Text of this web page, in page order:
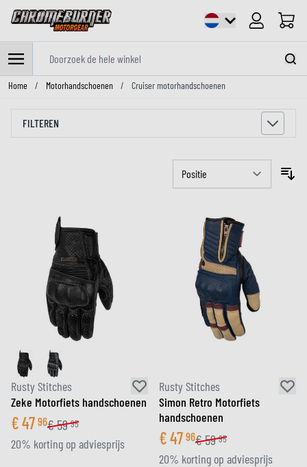
Cart
Ga naar de inhoud
Home / Motorhandschoenen / Cruiser motorhandschoenen
FILTEREN
Rusty Stitches
Zeke Motorfiets handschoenen
€47 96€59 95
20% korting op adviesprijs
Rusty Stitches
Simon Retro Motorfiets
handschoenen
€47 96€59 95
20% korting op adviesprijs